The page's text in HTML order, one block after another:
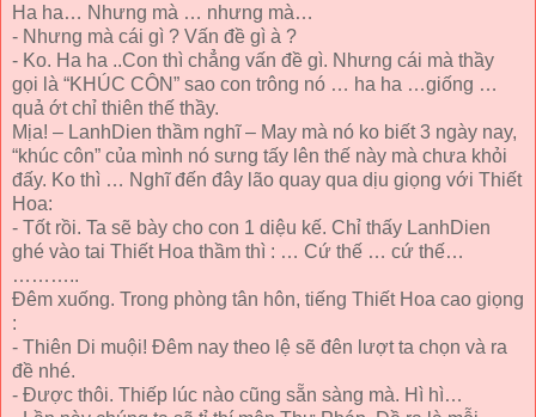
Ha ha… Nhưng mà … nhưng mà…
- Nhưng mà cái gì ? Vấn đề gì à ?
- Ko. Ha ha ..Con thì chẳng vấn đề gì. Nhưng cái mà thầy
gọi là “KHÚC CÔN” sao con trông nó … ha ha …giống …
quả ớt chỉ thiên thế thầy.
Mịa! – LanhDien thầm nghĩ – May mà nó ko biết 3 ngày nay,
“khúc côn” của mình nó sưng tấy lên thế này mà chưa khỏi
đấy. Ko thì … Nghĩ đến đây lão quay qua dịu giọng với Thiết
Hoa:
- Tốt rồi. Ta sẽ bày cho con 1 diệu kế. Chỉ thấy LanhDien
ghé vào tai Thiết Hoa thầm thì : … Cứ thế … cứ thế…
………..
Đêm xuống. Trong phòng tân hôn, tiếng Thiết Hoa cao giọng
:
- Thiên Di muội! Đêm nay theo lệ sẽ đên lượt ta chọn và ra
đề nhé.
- Được thôi. Thiếp lúc nào cũng sẵn sàng mà. Hì hì…